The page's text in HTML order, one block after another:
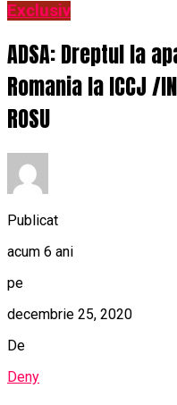
Exclusiv
ADSA: Dreptul la
Romania la ICCJ /IN
ROSU
Publicat
acum 6 ani
pe
decembrie 25, 2020
De
Deny